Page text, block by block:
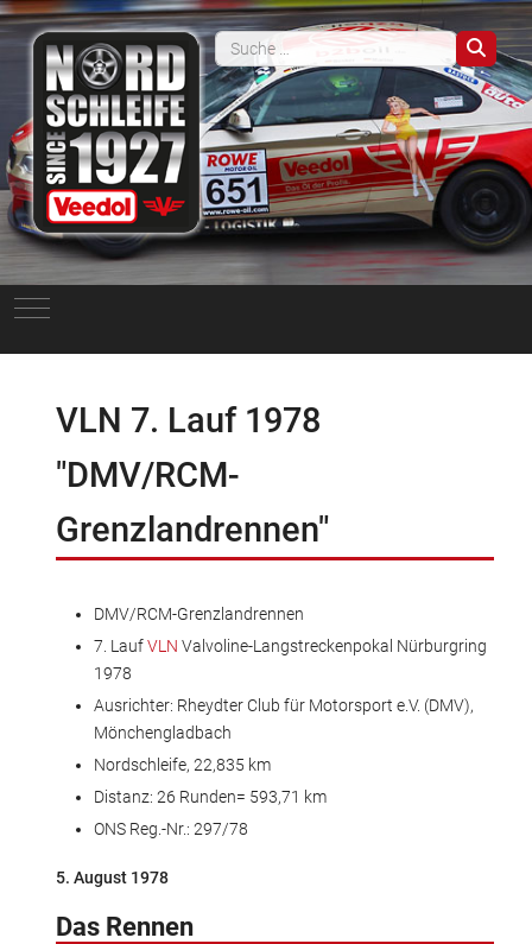
Mobile Menu Toggle
VLN 7. Lauf 1978
"DMV/RCM-
Grenzlandrennen"
DMV/RCM-Grenzlandrennen
7. LaufVLN Valvoline-Langstreckenpokal Nürburgring
1978
Ausrichter: Rheydter Club für Motorsport e.V. (DMV),
Mönchengladbach
Nordschleife, 22,835 km
Distanz: 26 Runden= 593,71 km
ONS Reg.-Nr.: 297/78
5. August 1978
Das Rennen